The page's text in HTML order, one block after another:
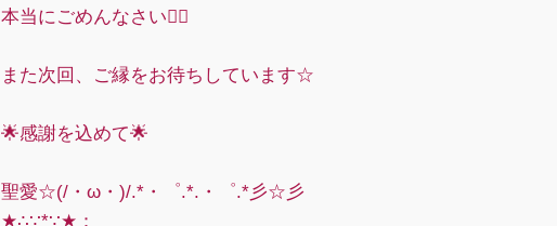
本当にごめんなさい🙇‍♀️
また次回、ご縁をお待ちしています☆
🌟感謝を込めて🌟
聖愛☆(/・ω・)/.*・゜.*.・゜.*彡☆彡
★∴∵*∵★：